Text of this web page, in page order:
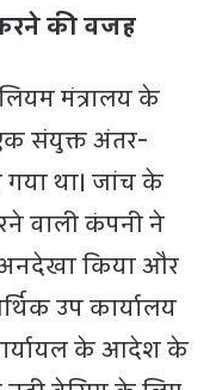
की वजह
मंत्रालय के
संयुक्त अंतर-
गया था। जांच के
वाली कंपनी ने
अनदेखा किया और
उप कार्यालय
के आदेश के